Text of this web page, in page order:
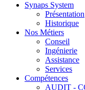
Synaps System
Présentation
Historique
Nos Métiers
Conseil
Ingénierie
Assistance
Services
Compétences
AUDIT -